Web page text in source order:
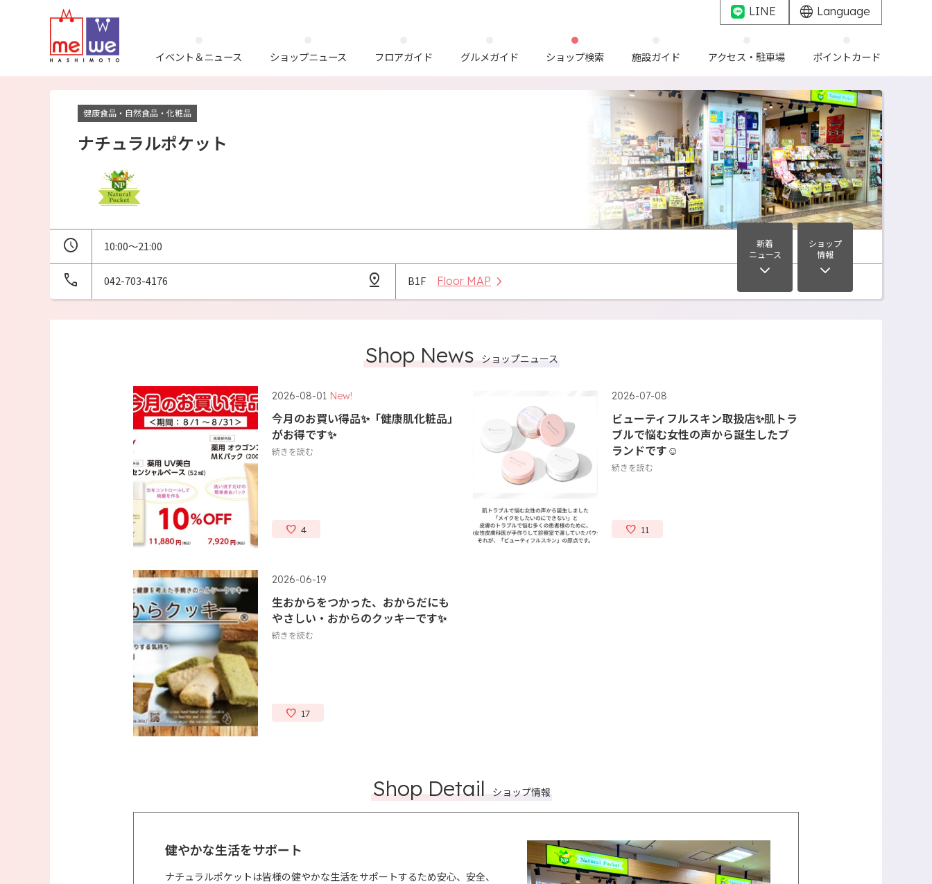
LINE Language
イベント＆ニュース ショップニュース フロアガイド グルメガイド ショップ検索 施設ガイド アクセス・駐車場 ポイントカード
健康食品・自然食品・化粧品
ナチュラルポケット
10:00～21:00
042-703-4176 B1F Floor MAP
新着
ニュース
ショップ
情報
Shop News ショップニュース
2026-08-01 New!
今月のお買い得品✨「健康肌化粧品」
がお得です✨
続きを読む
4
2026-07-08
ビューティフルスキン取扱店✨肌トラ
ブルで悩む女性の声から誕生したブ
ランドです☺
続きを読む
11
2026-06-19
生おからをつかった、おからだにも
やさしい・おからのクッキーです✨
続きを読む
17
Shop Detail ショップ情報
健やかな生活をサポート
ナチュラルポケットは皆様の健やかな生活をサポートするため安心、安全、